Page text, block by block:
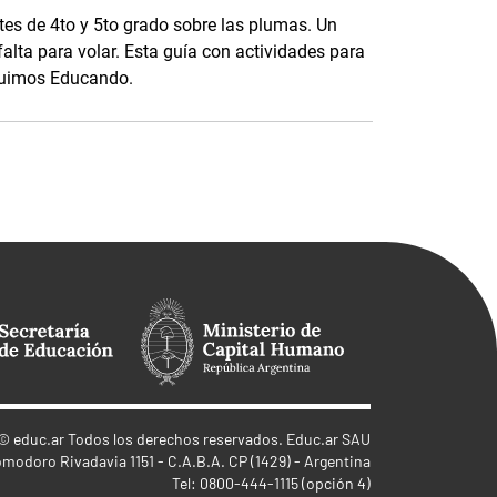
de 4to y 5to grado sobre las plumas. Un
para volar. Esta guía con actividades para
Educando.
educ.arTodos los derechos reservados. Educ.ar SAU
Rivadavia 1151 - C.A.B.A. CP (1429) - Argentina
Tel: 0800-444-1115 (opción 4)